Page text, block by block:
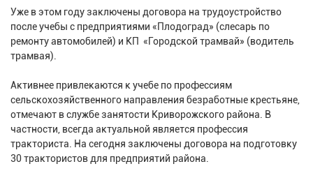
Уже в этом году заключены договора на трудоустройство
после учебы с предприятиями «Плодоград» (слесарь по
ремонту автомобилей) и КП «Городской трамвай» (водитель
трамвая).
Активнее привлекаются к учебе по профессиям
сельскохозяйственного направления безработные крестьяне,
отмечают в службе занятости Криворожского района. В
частности, всегда актуальной является профессия
тракториста. На сегодня заключены договора на подготовку
30 трактористов для предприятий района.